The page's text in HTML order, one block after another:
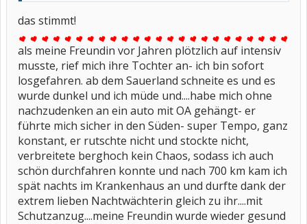
das stimmt!
als meine Freundin vor Jahren plötzlich auf intensiv
musste, rief mich ihre Tochter an- ich bin sofort
losgefahren. ab dem Sauerland schneite es und es
wurde dunkel und ich müde und....habe mich ohne
nachzudenken an ein auto mit OA gehängt- er
führte mich sicher in den Süden- super Tempo, ganz
konstant, er rutschte nicht und stockte nicht,
verbreitete berghoch kein Chaos, sodass ich auch
schön durchfahren konnte und nach 700 km kam ich
spät nachts im Krankenhaus an und durfte dank der
extrem lieben Nachtwächterin gleich zu ihr....mit
Schutzanzug....meine Freundin wurde wieder gesund